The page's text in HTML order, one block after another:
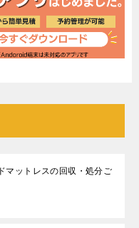
マットレスの回収・処分ご